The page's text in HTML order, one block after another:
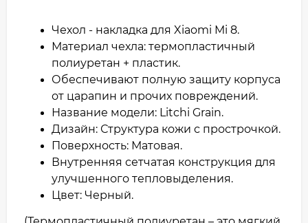
Чехол - накладка для Xiaomi Mi 8.
Материал чехла: термопластичный
полиуретан + пластик.
Обеспечивают полную защиту корпуса
от царапин и прочих повреждений.
Название модели: Litchi Grain.
Дизайн: Структура кожи с прострочкой.
Поверхность: Матовая.
Внутренняя сетчатая конструкция для
улучшенного тепловыделения.
Цвет: Черный.